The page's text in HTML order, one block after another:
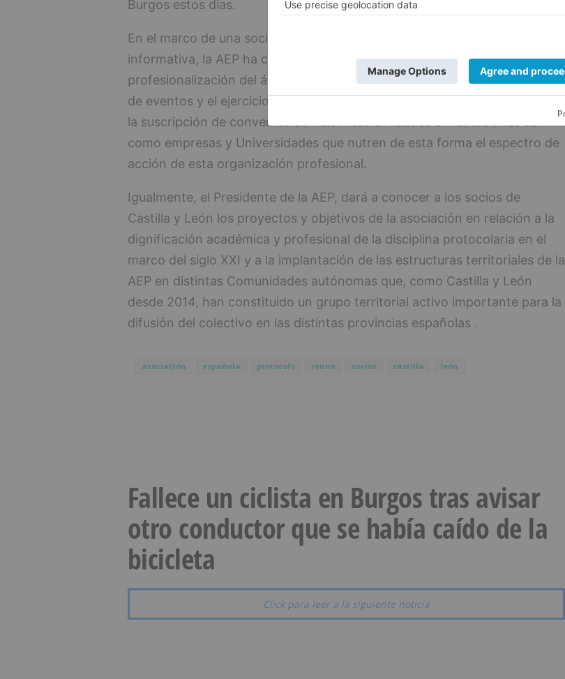
Burgos estos días.
En el marco de una sociedad globalizada y en la que prima la inmediatez
informativa, la AEP ha centrado su actividad en la defensa de la
profesionalización del ámbito de las relaciones externas, la organización
de eventos y el ejercicio del Protocolo en la esfera pública y privada con
la suscripción de convenios con distintas entidades e Instituciones así
como empresas y Universidades que nutren de esta forma el espectro de
acción de esta organización profesional.
Igualmente, el Presidente de la AEP, dará a conocer a los socios de
Castilla y León los proyectos y objetivos de la asociación en relación a la
dignificación académica y profesional de la disciplina protocolaria en el
marco del siglo XXI y a la implantación de las estructuras territoriales de la
AEP en distintas Comunidades autónomas que, como Castilla y León
desde 2014, han constituido un grupo territorial activo importante para la
difusión del colectivo en las distintas provincias españolas .
asociación española protocolo reúne socios castilla león
Fallece un ciclista en Burgos tras avisar
otro conductor que se había caído de la
bicicleta
Click para leer a la siguiente noticia